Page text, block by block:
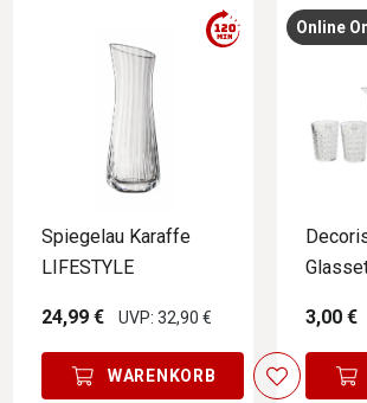
Spiegelau Karaffe
LIFESTYLE
24,99 € UVP: 32,90 €
WARENKORB
Online
3,00 €